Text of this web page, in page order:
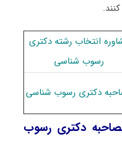
انتخاب رشته دکتری
رسوب شناسی
دکتری رسوب شناسی
دکتری رسوب